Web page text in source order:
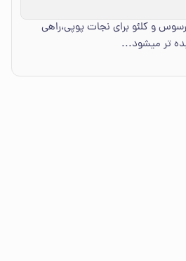
و کلئو برای نجات پوپی،راهی
تر میشود...